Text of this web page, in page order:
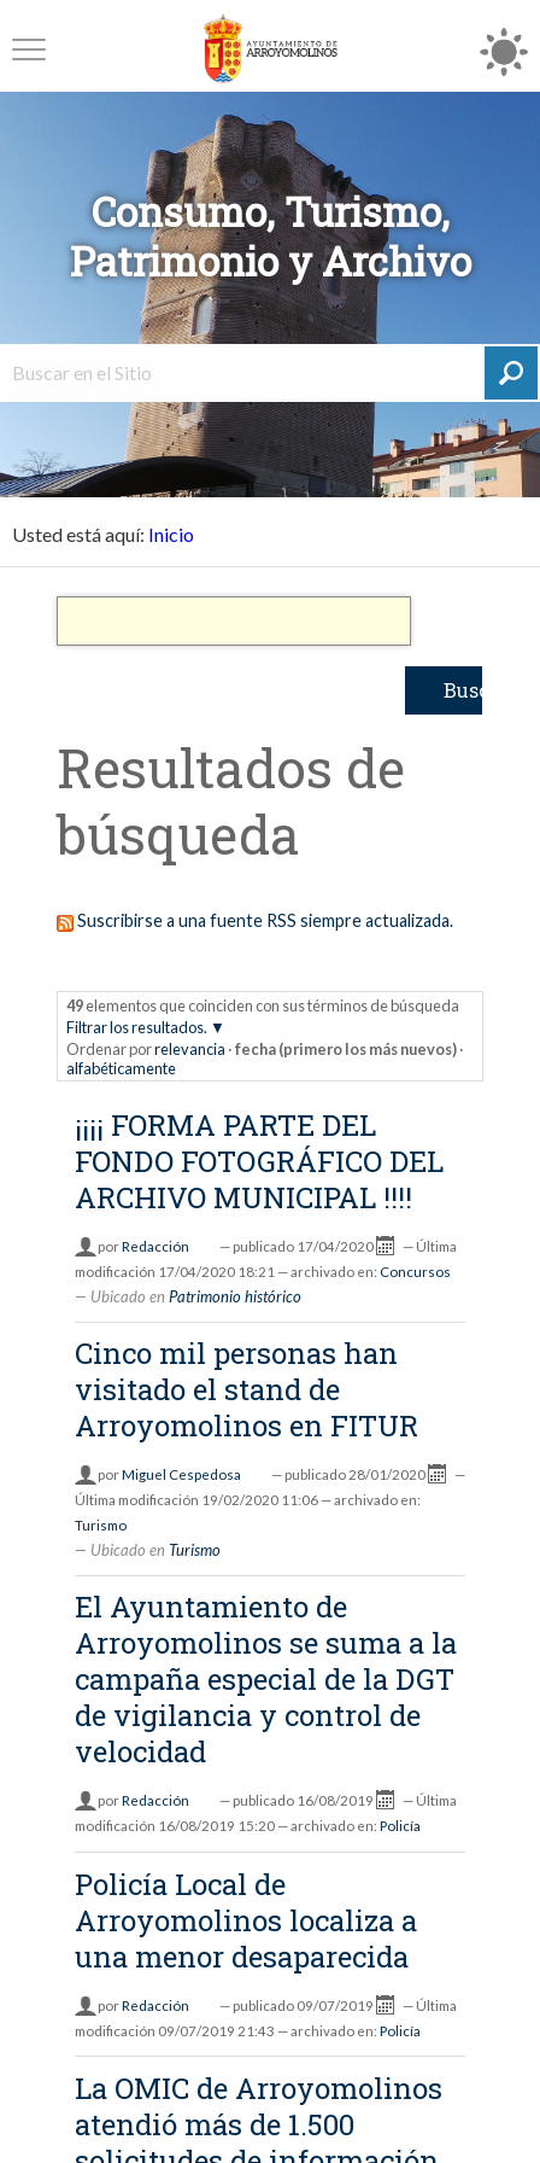
Consumo, Turismo,
Patrimonio y Archivo
Usted está aquí: Inicio
Resultados de
búsqueda
Suscribirse a una fuente RSS siempre actualizada.
49elementos que coinciden con sus términos de búsqueda
Filtrar los resultados.
Ordenar porrelevancia ·fecha (primero los más nuevos) ·
alfabéticamente
¡¡¡¡ FORMA PARTE DEL
FONDO FOTOGRÁFICO DEL
ARCHIVO MUNICIPAL !!!!
porRedacción — publicado 17/04/2020 — Última
modificación 17/04/2020 18:21 — archivado en: Concursos
Ubicado en Patrimonio histórico
Cinco mil personas han
visitado el stand de
Arroyomolinos en FITUR
porMiguel Cespedosa — publicado 28/01/2020
—
Última modificación 19/02/2020 11:06 — archivado en:
Turismo
Ubicado en Turismo
El Ayuntamiento de
Arroyomolinos se suma a la
campaña especial de la DGT
de vigilancia y control de
velocidad
porRedacción — publicado 16/08/2019 — Última
modificación 16/08/2019 15:20 — archivado en: Policía
Policía Local de
Arroyomolinos localiza a
una menor desaparecida
porRedacción — publicado 09/07/2019 — Última
modificación 09/07/2019 21:43 — archivado en: Policía
La OMIC de Arroyomolinos
atendió más de 1.500